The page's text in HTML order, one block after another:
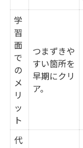
学
習
面
で
の
メ
リ
ッ
ト
つまずきや
すい箇所を
早期にクリ
ア。
代